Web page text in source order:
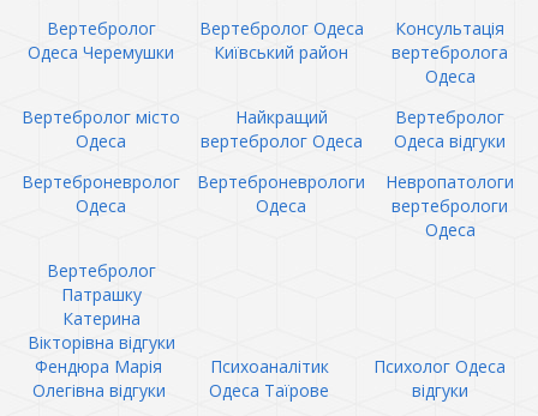
Вертебролог
Одеса Черемушки
Вертебролог Одеса
Київський район
Консультація
вертебролога
Одеса
Вертебролог місто
Одеса
Найкращий
вертебролог Одеса
Вертебролог
Одеса відгуки
Вертеброневролог
Одеса
Вертеброневрологи
Одеса
Невропатологи
вертебрологи
Одеса
Вертебролог
Патрашку
Катерина
Вікторівна відгуки
Фендюра Марія
Олегівна відгуки
Психоаналітик
Одеса Таїрове
Психолог Одеса
відгуки